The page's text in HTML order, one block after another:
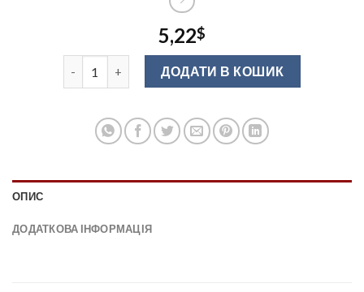
5,22$
UZ-TH160192-01 Ручка меблева хром кількість
ДОДАТИ В КОШИК
ОПИС
ДОДАТКОВА ІНФОРМАЦІЯ